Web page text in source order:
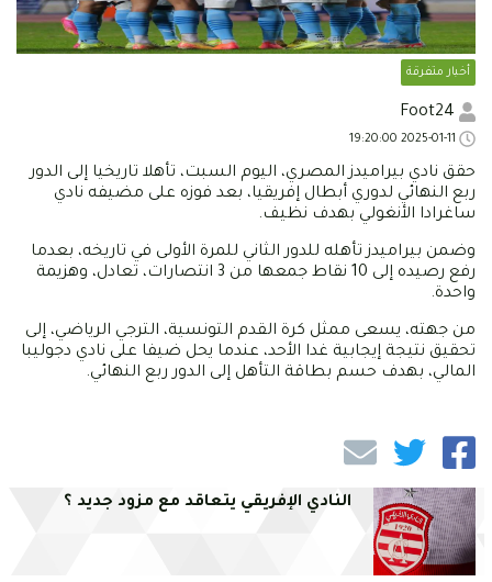
أخبار متفرقة
حقق نادي بيراميدز المصري، اليوم السبت، تأهلا تاريخيا إلى الدور
ربع النهائي لدوري أبطال إفريقيا، بعد فوزه على مضيفه نادي
ساغرادا الأنغولي بهدف نظيف.
وضمن بيراميدز تأهله للدور الثاني للمرة الأولى في تاريخه، بعدما
رفع رصيده إلى 10 نقاط جمعها من 3 انتصارات، تعادل، وهزيمة
واحدة.
من جهته، يسعى ممثل كرة القدم التونسية، الترجي الرياضي، إلى
تحقيق نتيجة إيجابية غدا الأحد، عندما يحل ضيفا على نادي دجوليبا
المالي، بهدف حسم بطاقة التأهل إلى الدور ربع النهائي.
النادي الإفريقي يتعاقد مع مزود جديد ؟